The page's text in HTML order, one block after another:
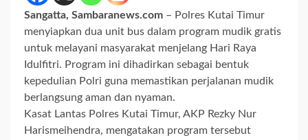
Sangatta, Sambaranews.com – Polres Kutai Timur
menyiapkan dua unit bus dalam program mudik gratis
untuk melayani masyarakat menjelang Hari Raya
Idulfitri. Program ini dihadirkan sebagai bentuk
kepedulian Polri guna memastikan perjalanan mudik
berlangsung aman dan nyaman.
Kasat Lantas Polres Kutai Timur, AKP Rezky Nur
Harismeihendra, mengatakan program tersebut